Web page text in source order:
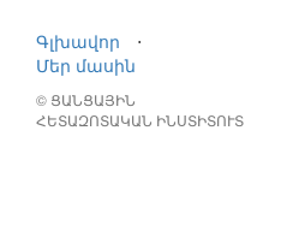
Գլխավոր
⋅
Մեր մասին
© ՑԱՆՑԱՅԻՆ
ՀԵՏԱԶՈՏԱԿԱՆ ԻՆՍՏԻՏՈՒՏ